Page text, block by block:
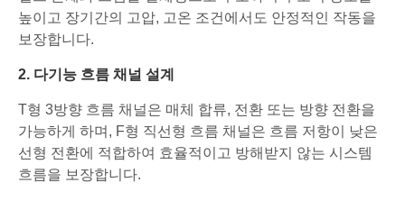
높이고 장기간의 고압, 고온 조건에서도 안정적인 작동을
보장합니다.
2. 다기능 흐름 채널 설계
T형 3방향 흐름 채널은 매체 합류, 전환 또는 방향 전환을
가능하게 하며, F형 직선형 흐름 채널은 흐름 저항이 낮은
선형 전환에 적합하여 효율적이고 방해받지 않는 시스템
흐름을 보장합니다.